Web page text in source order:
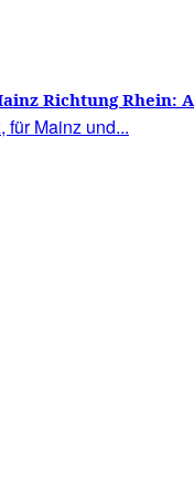
Richtung Rhein:
Haben die Mainzer